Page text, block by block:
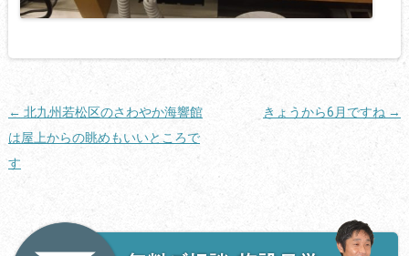
投
稿
ナ
← 北九州若松区のさわやか海響館
は屋上からの眺めもいいところで
す
きょうから6月ですね →